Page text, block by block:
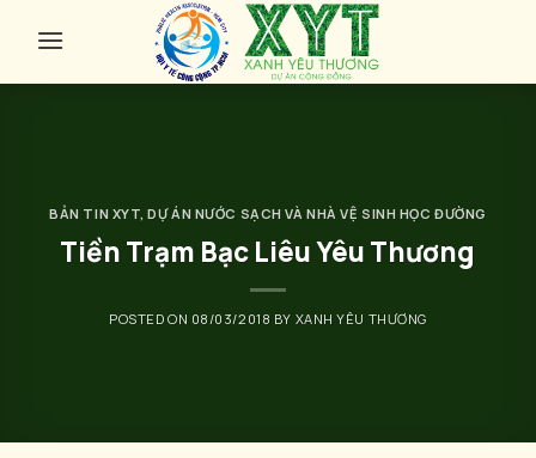
BẢN TIN XYT,DỰ ÁN NƯỚC SẠCH VÀ NHÀ VỆ SINH HỌC ĐƯỜNG
Tiền Trạm Bạc Liêu Yêu Thương
POSTED ON 08/03/2018 BY XANH YÊU THƯƠNG